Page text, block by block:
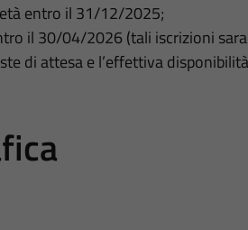
entro il 31/12/2025;
il 30/04/2026 (tali iscrizioni
di attesa e l’effettiva